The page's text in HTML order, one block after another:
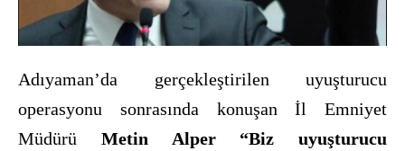
Adıyaman’da gerçekleştirilen uyuşturucu
operasyonu sonrasında konuşan İl Emniyet
Müdürü Metin Alper “Biz uyuşturucu